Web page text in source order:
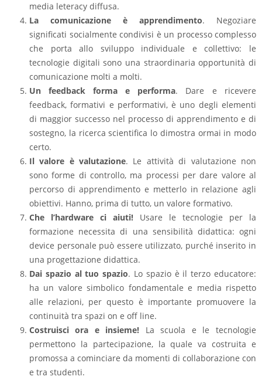
media leteracy diffusa.
La comunicazione è apprendimento. Negoziare
significati socialmente condivisi è un processo complesso
che porta allo sviluppo individuale e collettivo: le
tecnologie digitali sono una straordinaria opportunità di
comunicazione molti a molti.
Un feedback forma e performa. Dare e ricevere
feedback, formativi e performativi, è uno degli elementi
di maggior successo nel processo di apprendimento e di
sostegno, la ricerca scientifica lo dimostra ormai in modo
certo.
Il valore è valutazione. Le attività di valutazione non
sono forme di controllo, ma processi per dare valore al
percorso di apprendimento e metterlo in relazione agli
obiettivi. Hanno, prima di tutto, un valore formativo.
Che l’hardware ci aiuti! Usare le tecnologie per la
formazione necessita di una sensibilità didattica: ogni
device personale può essere utilizzato, purché inserito in
una progettazione didattica.
Dai spazio al tuo spazio. Lo spazio è il terzo educatore:
ha un valore simbolico fondamentale e media rispetto
alle relazioni, per questo è importante promuovere la
continuità tra spazi on e off line.
Costruisci ora e insieme! La scuola e le tecnologie
permettono la partecipazione, la quale va costruita e
promossa a cominciare da momenti di collaborazione con
e tra studenti.